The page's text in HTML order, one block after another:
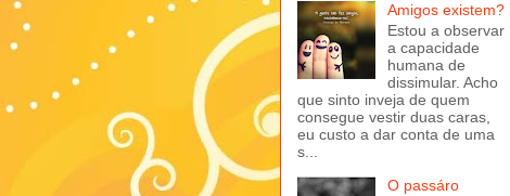
Amigos existem?
Estou a observar
a capacidade
humana de
dissimular. Acho
que sinto inveja de quem
consegue vestir duas caras,
eu custo a dar conta de uma
s...
O passáro